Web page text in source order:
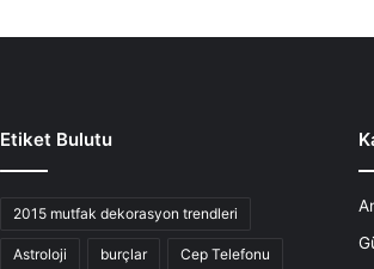
Etiket Bulutu
2015 mutfak dekorasyon trendleri
Astroloji burçlar Cep Telefonu